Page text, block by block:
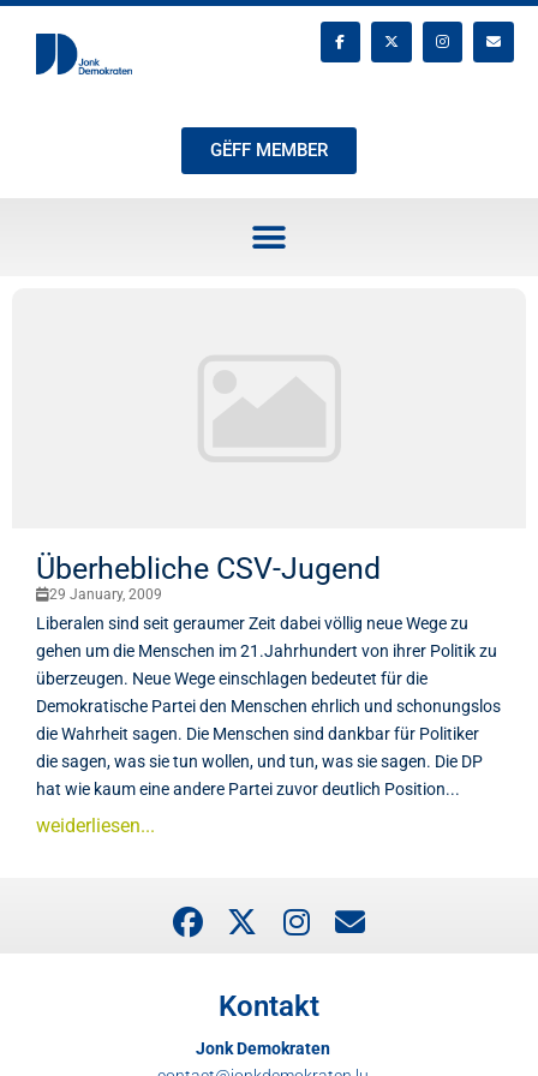
GËFF MEMBER
Überhebliche CSV-Jugend
29 January, 2009
Liberalen sind seit geraumer Zeit dabei völlig neue Wege zu
gehen um die Menschen im 21.Jahrhundert von ihrer Politik zu
überzeugen. Neue Wege einschlagen bedeutet für die
Demokratische Partei den Menschen ehrlich und schonungslos
die Wahrheit sagen. Die Menschen sind dankbar für Politiker
die sagen, was sie tun wollen, und tun, was sie sagen. Die DP
hat wie kaum eine andere Partei zuvor deutlich Position...
weiderliesen...
Kontakt
Jonk Demokraten